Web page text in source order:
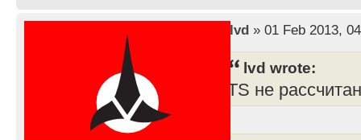
lvd» 01 Feb 2013,
lvd wrote:
TS не